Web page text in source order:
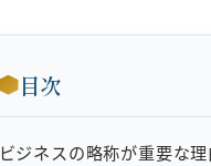
目次
ビジネスの略称が重要な理